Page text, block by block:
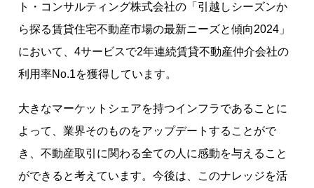
ト・コンサルティング株式会社の「引越しシーズンか
ら探る賃貸住宅不動産市場の最新ニーズと傾向2024」
において、4サービスで2年連続賃貸不動産仲介会社の
利⽤率No.1を獲得しています。
大きなマーケットシェアを持つインフラであることに
よって、業界そのものをアップデートすることがで
き、不動産取引に関わる全ての人に感動を与えること
ができると考えています。今後は、このナレッジを活